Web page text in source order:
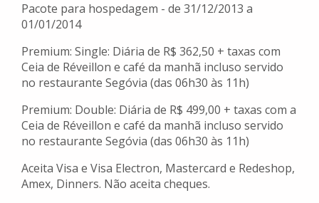
Pacote para hospedagem - de 31/12/2013 a
01/01/2014
Premium: Single: Diária de R$ 362,50 + taxas com
Ceia de Réveillon e café da manhã incluso servido
no restaurante Segóvia (das 06h30 às 11h)
Premium: Double: Diária de R$ 499,00 + taxas com a
Ceia de Réveillon e café da manhã incluso servido
no restaurante Segóvia (das 06h30 às 11h)
Aceita Visa e Visa Electron, Mastercard e Redeshop,
Amex, Dinners. Não aceita cheques.